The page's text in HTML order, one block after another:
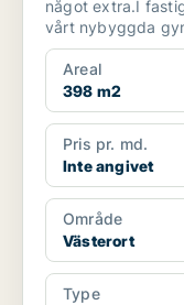
något extra.I
vårt nybyggda
till...
Areal
398 m2
Pris pr. md.
Inte angivet
Område
Västerort
Type